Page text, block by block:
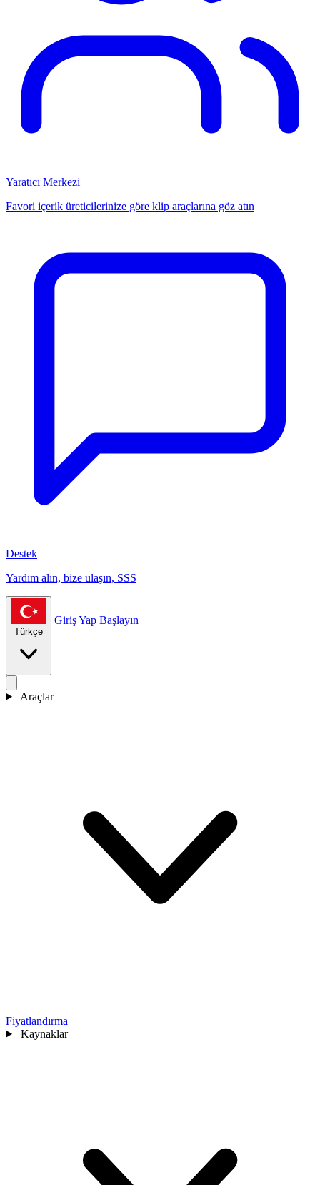
Yaratıcı Merkezi
Favori içerik üreticilerinize göre klip araçlarına göz atın
Destek
Yardım alın, bize ulaşın, SSS
Türkçe
Giriş Yap Başlayın
Araçlar
Fiyatlandırma
Kaynaklar